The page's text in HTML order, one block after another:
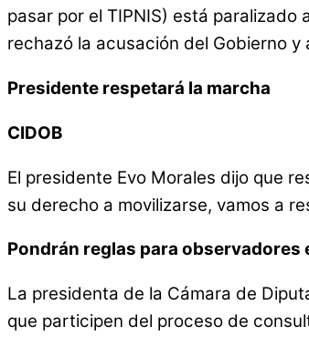
pasar por el TIPNIS) está
rechazó la acusación del Gobierno
Presidente respetará la marcha
CIDOB
El presidente Evo Morales dijo que
su derecho a movilizarse, vamos a
Pondrán reglas para observadores
La presidenta de la Cámara de
que participen del proceso de